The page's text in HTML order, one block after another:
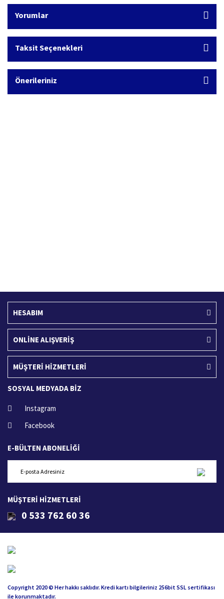
Yorumlar
Taksit Seçenekleri
Önerileriniz
HESABIM
ONLİNE ALIŞVERİŞ
MÜŞTERİ HİZMETLERİ
SOSYAL MEDYADA BİZ
Instagram
Facebook
E-BÜLTEN ABONELİĞİ
MÜŞTERİ HİZMETLERİ
0 533 762 60 36
Copyright 2020 © Her hakkı saklıdır. Kredi kartı bilgileriniz 256bit SSL sertifikası
ile korunmaktadır.